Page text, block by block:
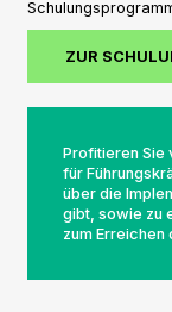
ZUR
Profitieren Sie
für
über die
gibt, sowie zu
zum